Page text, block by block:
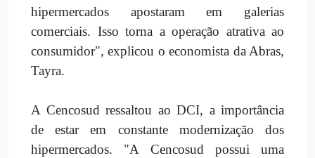
hipermercados apostaram em galerias
comerciais. Isso torna a operação atrativa ao
consumidor", explicou o economista da Abras,
Tayra.
A Cencosud ressaltou ao DCI, a importância
de estar em constante modernização dos
hipermercados. "A Cencosud possui uma